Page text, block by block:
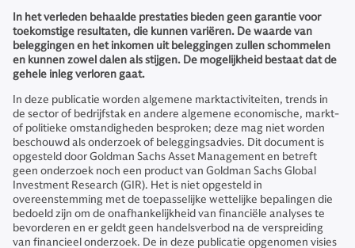
In het verleden behaalde prestaties bieden geen garantie voor
toekomstige resultaten, die kunnen variëren. De waarde van
beleggingen en het inkomen uit beleggingen zullen schommelen
en kunnen zowel dalen als stijgen. De mogelijkheid bestaat dat de
gehele inleg verloren gaat.
In deze publicatie worden algemene marktactiviteiten, trends in
de sector of bedrijfstak en andere algemene economische, markt-
of politieke omstandigheden besproken; deze mag niet worden
beschouwd als onderzoek of beleggingsadvies. Dit document is
opgesteld door Goldman Sachs Asset Management en betreft
geen onderzoek noch een product van Goldman Sachs Global
Investment Research (GIR). Het is niet opgesteld in
overeenstemming met de toepasselijke wettelijke bepalingen die
bedoeld zijn om de onafhankelijkheid van financiële analyses te
bevorderen en er geldt geen handelsverbod na de verspreiding
van financieel onderzoek. De in deze publicatie opgenomen visies